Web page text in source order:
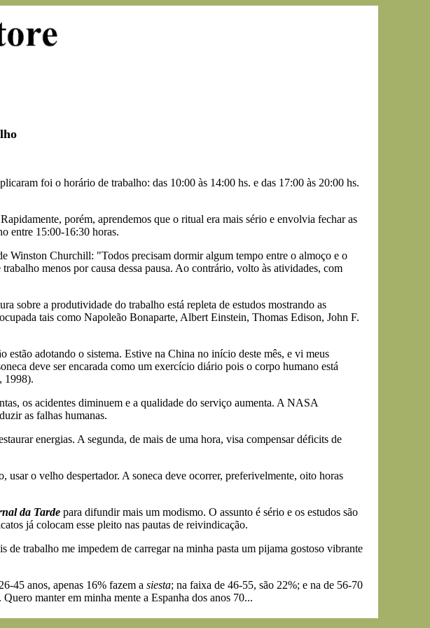
foi o horário de trabalho: das 10:00 às 14:00 hs. e das 17:00 às 20:00 hs.
porém, aprendemos que o ritual era mais sério e envolvia fechar as
entre 15:00-16:30 horas.
Winston Churchill: "Todos precisam dormir algum tempo entre o almoço e o
menos por causa dessa pausa. Ao contrário, volto às atividades, com
sobre a produtividade do trabalho está repleta de estudos mostrando as
tais como Napoleão Bonaparte, Albert Einstein, Thomas Edison, John F.
adotando o sistema. Estive na China no início deste mês, e vi meus
deve ser encarada como um exercício diário pois o corpo humano está
1998).
os acidentes diminuem e a qualidade do serviço aumenta. A NASA
as falhas humanas.
energias. A segunda, de mais de uma hora, visa compensar déficits de
usar o velho despertador. A soneca deve ocorrer, preferivelmente, oito horas
da Tardepara difundir mais um modismo. O assunto é sério e os estudos são
já colocam esse pleito nas pautas de reivindicação.
trabalho me impedem de carregar na minha pasta um pijama gostoso vibrante
45 anos, apenas 16% fazem a siesta; na faixa de 46-55, são 22%; e na de 56-70
manter em minha mente a Espanha dos anos 70...